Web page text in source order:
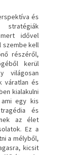
és
idővel
szembe kell
részéről,
kerül
világosan
váratlan és
kialakulni
egy kis
és
az élet
Ez a
a mélyből,
kicsit